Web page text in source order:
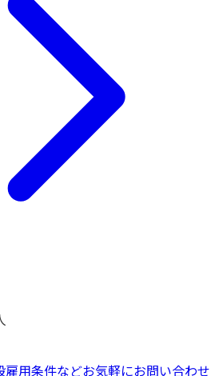
雇用条件などお気軽にお問い合わせ